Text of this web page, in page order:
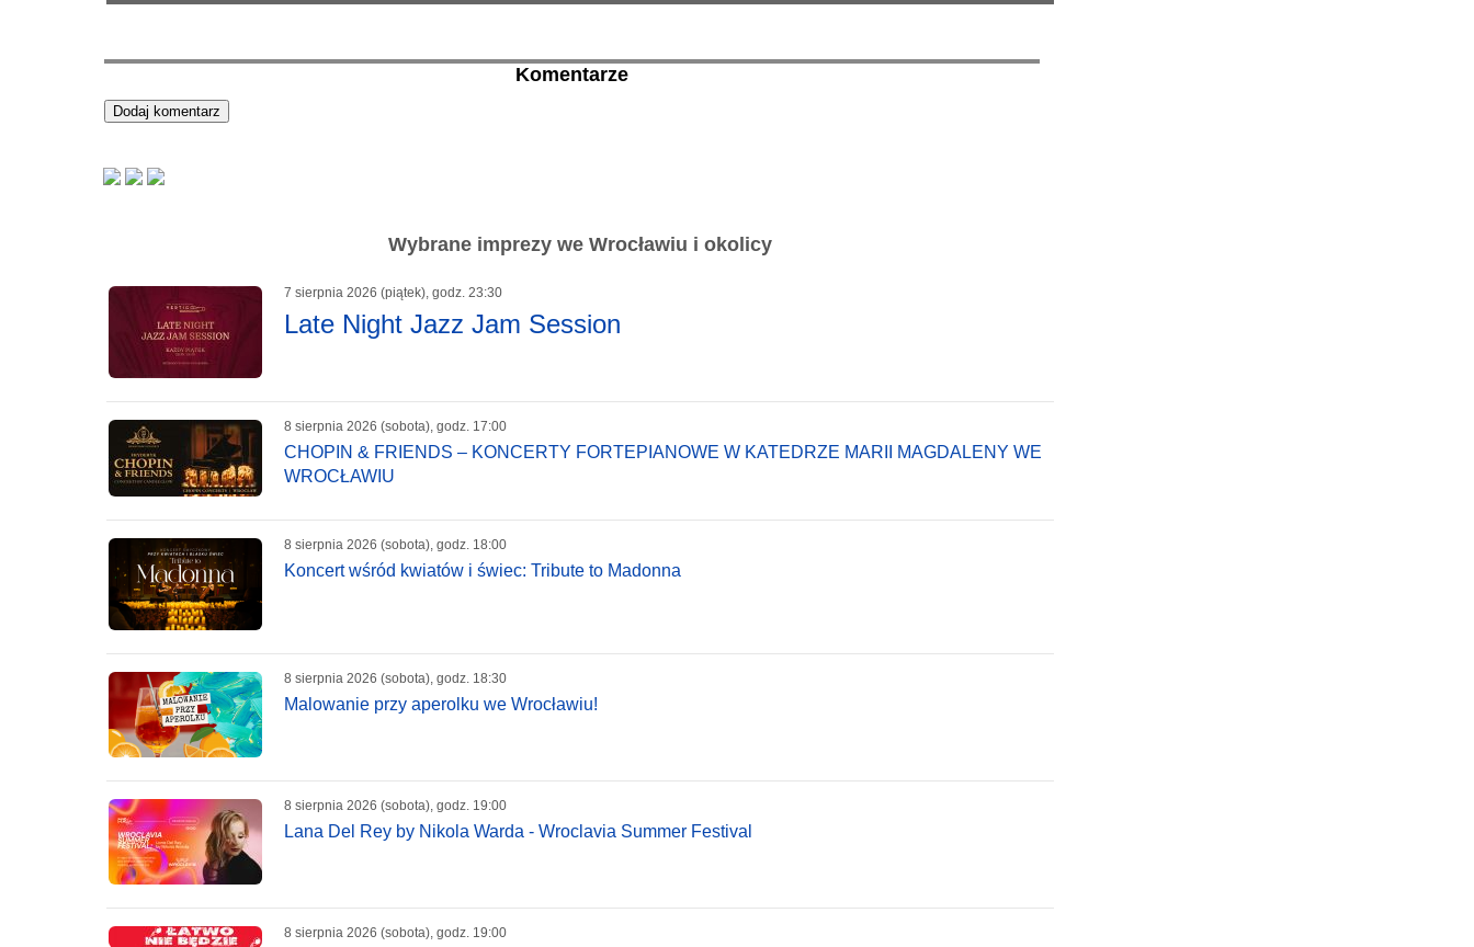
Komentarze
Wybrane imprezy we Wrocławiu i okolicy
7 sierpnia 2026 (piątek), godz. 23:30
Late Night Jazz Jam Session
8 sierpnia 2026 (sobota), godz. 17:00
CHOPIN & FRIENDS – KONCERTY FORTEPIANOWE W KATEDRZE MARII MAGDALENY WE
WROCŁAWIU
8 sierpnia 2026 (sobota), godz. 18:00
Koncert wśród kwiatów i świec: Tribute to Madonna
8 sierpnia 2026 (sobota), godz. 18:30
Malowanie przy aperolku we Wrocławiu!
8 sierpnia 2026 (sobota), godz. 19:00
Lana Del Rey by Nikola Warda - Wroclavia Summer Festival
8 sierpnia 2026 (sobota), godz. 19:00